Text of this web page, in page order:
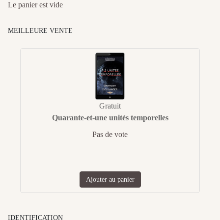
Le panier est vide
MEILLEURE VENTE
Gratuit
Quarante-et-une unités temporelles
Pas de vote
Ajouter au panier
IDENTIFICATION